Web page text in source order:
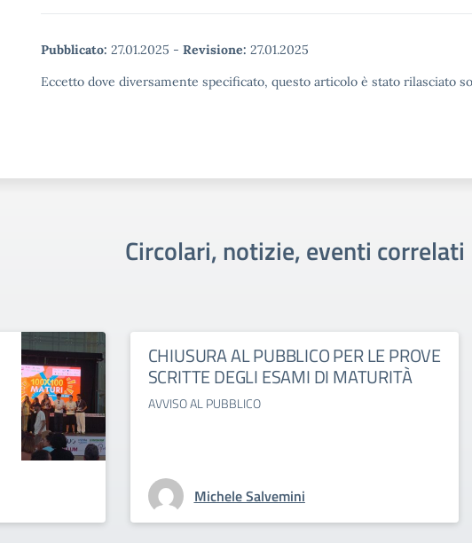
Pubblicato: 27.01.2025 - Revisione: 27.01.2025
Eccetto dove diversamente specificato, questo articolo è stato rilasciato
Circolari, notizie, eventi correlati
CHIUSURA AL PUBBLICO PER LE PROVE
SCRITTE DEGLI ESAMI DI MATURITÀ
AVVISO AL PUBBLICO
Michele Salvemini